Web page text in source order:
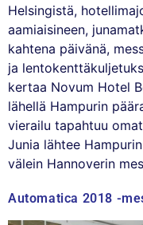
Helsingistä,
aamiaisineen,
kahtena päivänä,
ja
kertaa Novum Hotel
lähellä Hampurin
vierailu tapahtuu
Junia lähtee
välein Hannoverin
Automatica 2018 -